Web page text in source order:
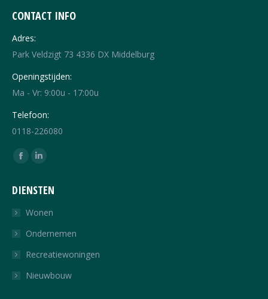
CONTACT INFO
Adres:
Park Veldzigt 73 4336 DX Middelburg
Openingstijden:
Ma - Vr: 9:00u - 17:00u
Telefoon:
0118-226080
Vind ons op:
Facebook
opens
in
opens
in
DIENSTEN
Wonen
Ondernemen
Recreatiewoningen
Nieuwbouw